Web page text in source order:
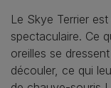
Le Skye Terrier
spectaculaire. Ce
oreilles se
découler, ce qui